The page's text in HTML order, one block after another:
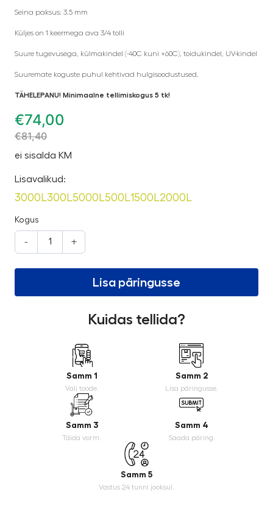
Seina paksus: 3.5 mm
Küljes on 1 keermega ava 3/4 tolli
Suure tugevusega, külmakindel (-40C kuni +60C), toidukindel, UV-kindel
Suuremate koguste puhul kehtivad hulgisoodustused.
TÄHELEPANU! Minimaalne tellimiskogus 5 tk!
€74,00
€81,40
ei sisalda KM
Lisavalikud:
3000L300L5000L500L1500L2000L
Kogus
- +
Lisa päringusse
Kuidas tellida?
Samm 1
Vali toode.
Samm 2
Lisa päringusse.
Samm 3
Täida vorm.
Samm 4
Saada päring.
Samm 5
Vastus 24 tunni jooksul.